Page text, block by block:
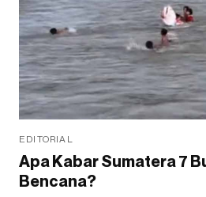
EDITORIAL
Apa Kabar Sumatera 7
Bencana?